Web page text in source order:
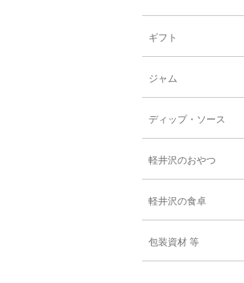
ギフト
ジャム
ディップ・ソース
軽井沢のおやつ
軽井沢の食卓
包装資材 等